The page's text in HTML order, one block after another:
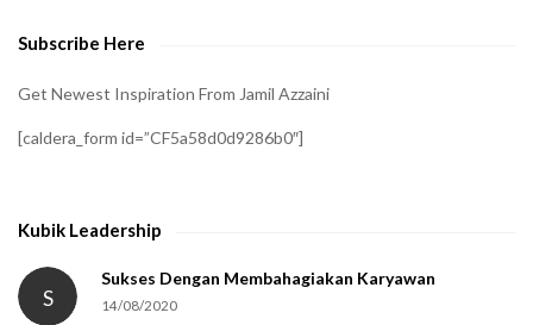
Subscribe Here
Get Newest Inspiration From Jamil Azzaini
[caldera_form id=”CF5a58d0d9286b0″]
Kubik Leadership
S
Sukses Dengan Membahagiakan Karyawan
14/08/2020